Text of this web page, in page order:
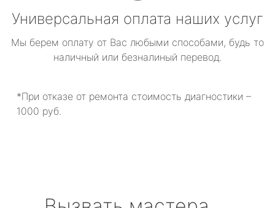
Универсальная оплата наших услуг
Мы берем оплату от Вас любыми способами, будь то
наличный или безналиный перевод.
*При отказе от ремонта стоимость диагностики –
1000 руб.